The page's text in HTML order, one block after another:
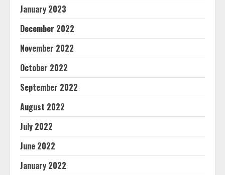
January 2023
December 2022
November 2022
October 2022
September 2022
August 2022
July 2022
June 2022
January 2022